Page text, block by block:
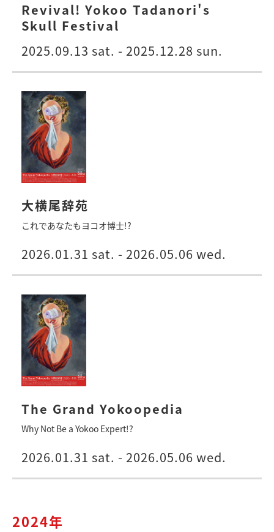
Revival! Yokoo Tadanori's
Skull Festival
2025.09.13 sat. - 2025.12.28 sun.
大横尾辞苑
これであなたもヨコオ博士!?
2026.01.31 sat. - 2026.05.06 wed.
The Grand Yokoopedia
Why Not Be a Yokoo Expert!?
2026.01.31 sat. - 2026.05.06 wed.
2024年